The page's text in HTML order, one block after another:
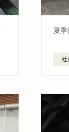
夏
社